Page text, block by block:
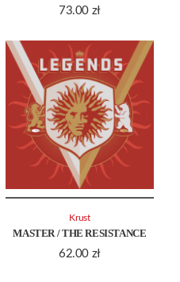
73.00 zł
MASTER / THE RESISTANCE
62.00 zł
Krust